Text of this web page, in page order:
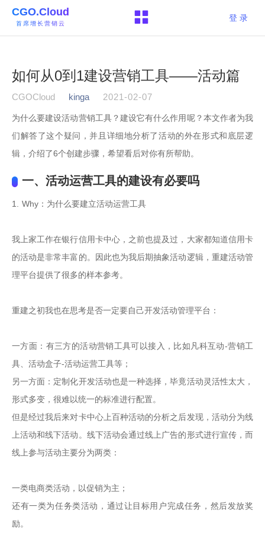
CGO.Cloud
首席增长营销云
登 录
如何从0到1建设营销工具——活动篇
CGOCloud kinga 2021-02-07
为什么要建设活动营销工具？建设它有什么作用呢？本文作者为我
们解答了这个疑问，并且详细地分析了活动的外在形式和底层逻
辑，介绍了6个创建步骤，希望看后对你有所帮助。
一、活动运营工具的建设有必要吗
1. Why：为什么要建立活动运营工具
我上家工作在银行信用卡中心，之前也提及过，大家都知道信用卡
的活动是非常丰富的。因此也为我后期抽象活动逻辑，重建活动管
理平台提供了很多的样本参考。
重建之初我也在思考是否一定要自己开发活动管理平台：
一方面：有三方的活动营销工具可以接入，比如凡科互动-营销工
具、活动盒子-活动运营工具等；
另一方面：定制化开发活动也是一种选择，毕竟活动灵活性太大，
形式多变，很难以统一的标准进行配置。
但是经过我后来对卡中心上百种活动的分析之后发现，活动分为线
上活动和线下活动。线下活动会通过线上广告的形式进行宣传，而
线上参与活动主要分为两类：
一类电商类活动，以促销为主；
还有一类为任务类活动，通过让目标用户完成任务，然后发放奖
励。